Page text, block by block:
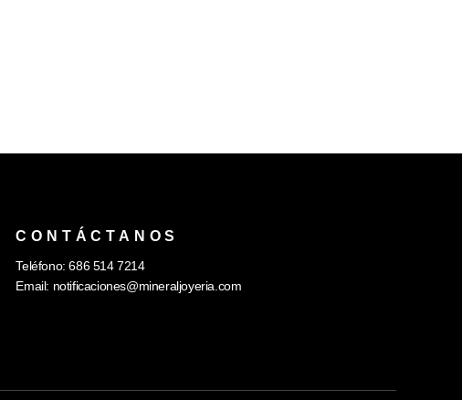
CONTÁCTANOS
Teléfono: 686 514 7214
Email: notificaciones@mineraljoyeria.com